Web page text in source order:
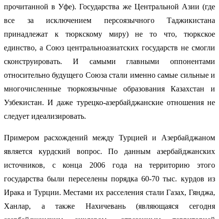
прочитанной в Уфе). Государства же Центральной Азии (где
все за исключением персоязычного Таджикистана
принадлежат к тюркскому миру) не то что, тюркское
единство, а Союз центральноазиатских государств не смогли
сконструировать. И самыми главными оппонентами
относительно будущего Союза стали именно самые сильные и
многочисленные тюркоязычные образования Казахстан и
Узбекистан. И даже турецко-азербайджанские отношения не
следует идеализировать.
Примером расхождений между Турцией и Азербайджаном
является курдский вопрос. По данным азербайджанских
источников, с конца 2006 года на территорию этого
государства были переселены порядка 60-70 тыс. курдов из
Ирака и Турции. Местами их расселения стали Газах, Гянджа,
Ханлар, а также Нахичевань (являющаяся сегодня